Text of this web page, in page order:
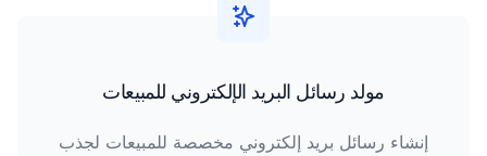
مولد رسائل البريد الإلكتروني للمبيعات
إنشاء رسائل بريد إلكتروني مخصصة للمبيعات لجذب